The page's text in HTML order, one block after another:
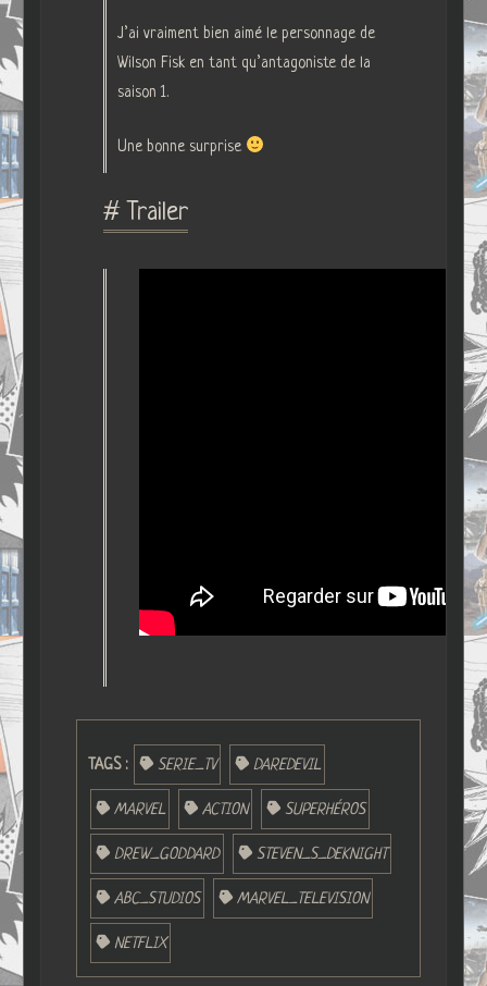
J’ai vraiment bien aimé le personnage de
Wilson Fisk en tant qu’antagoniste de la
saison 1.
Une bonne surprise
# Trailer
TAGS : SERIE_TV DAREDEVIL
MARVEL ACTION SUPERHÉROS
DREW_GODDARD STEVEN_S_DEKNIGHT
ABC_STUDIOS MARVEL_TELEVISION
NETFLIX